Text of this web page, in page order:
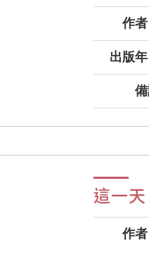
作者
出版年
這一
作者